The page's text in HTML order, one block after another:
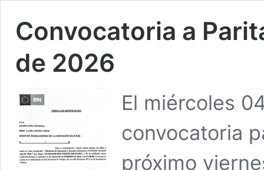
Convocatoria a
de 2026
El miércoles
convocatoria
próximo